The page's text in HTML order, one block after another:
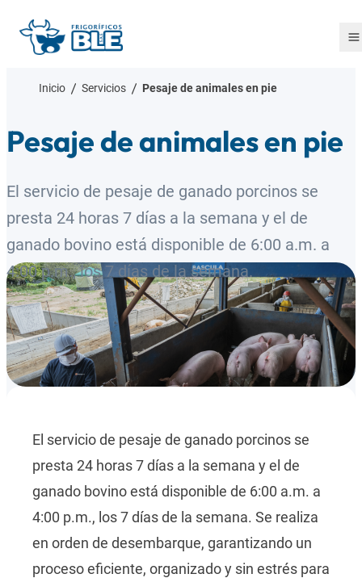
Inicio Servicios Pesaje de animales en pie
Pesaje de animales en pie
El servicio de pesaje de ganado porcinos se
presta 24 horas 7 días a la semana y el de
ganado bovino está disponible de 6:00 a.m. a
4:00 p.m., los 7 días de la semana.
El servicio de pesaje de ganado porcinos se
presta 24 horas 7 días a la semana y el de
ganado bovino está disponible de 6:00 a.m. a
4:00 p.m., los 7 días de la semana. Se realiza
en orden de desembarque, garantizando un
proceso eficiente, organizado y sin estrés para